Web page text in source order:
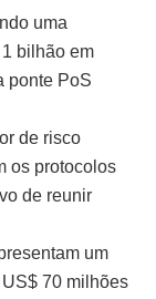
uma
bilhão em
ponte PoS
de risco
os protocolos
de reunir
um
70 milhões